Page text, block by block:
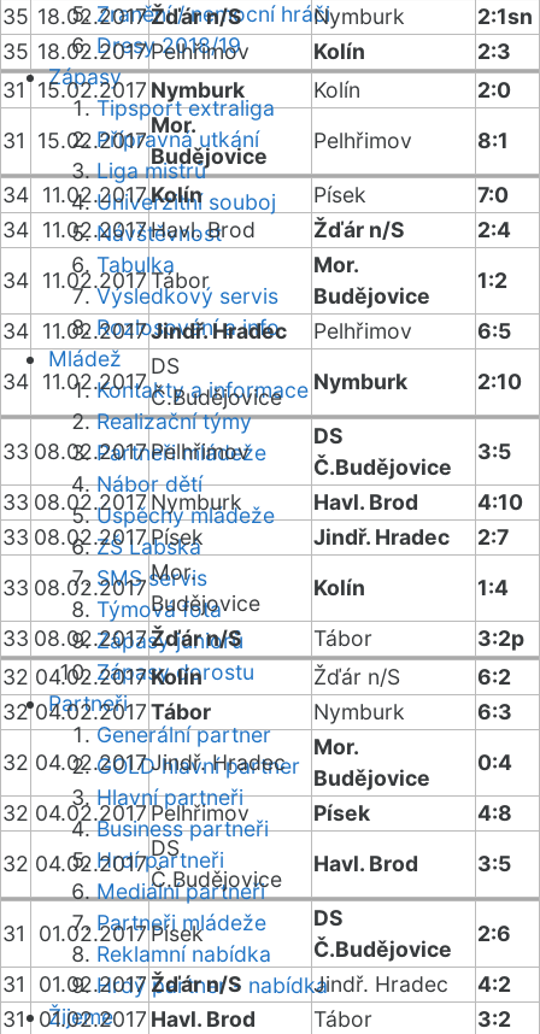
Zranění / nemocní hráči
Dresy 2018/19
Zápasy
Tipsport extraliga
Přípravná utkání
Liga mistrů
Univerzitní souboj
Návštěvnost
Tabulka
Výsledkový servis
Rozlosování a info
Mládež
Kontakty a informace
Realizační týmy
Partneři mládeže
Nábor dětí
Úspěchy mládeže
ZŠ Labská
SMS servis
Týmová fota
Zápasy juniorů
Zápasy dorostu
Partneři
Generální partner
GOLD hlavní partner
Hlavní partneři
Business partneři
Hrdí partneři
Mediální partneři
Partneři mládeže
Reklamní nabídka
Hrdý partner - nabídka
Žijeme
35 18.02.2017Žďár n/S Nymburk
2:1sn
35 18.02.2017Pelhřimov Kolín
2:3
31
15.02.2017 Nymburk Kolín
2:0
31
15.02.2017
Mor.
Budějovice
Pelhřimov 8:1
34 11.02.2017Kolín Písek
7:0
34 11.02.2017Havl. Brod Žďár n/S
2:4
34 11.02.2017Tábor
Mor.
Budějovice
1:2
34 11.02.2017Jindř. Hradec Pelhřimov
6:5
34 11.02.2017
DS
Č.Budějovice
Nymburk 2:10
33 08.02.2017Pelhřimov
DS
Č.Budějovice
3:5
33 08.02.2017 Nymburk Havl. Brod
4:10
33 08.02.2017Písek Jindř. Hradec
2:7
33 08.02.2017
Mor.
Budějovice
Kolín
1:4
33 08.02.2017Žďár n/S Tábor
3:2p
32 04.02.2017Kolín Žďár n/S
6:2
32 04.02.2017Tábor Nymburk
6:3
32 04.02.2017Jindř. Hradec
Mor.
Budějovice
0:4
32 04.02.2017Pelhřimov Písek
4:8
32 04.02.2017
DS
Č.Budějovice
Havl. Brod 3:5
31 01.02.2017 Písek
DS
Č.Budějovice
2:6
31
01.02.2017 Žďár n/S Jindř. Hradec
4:2
31
01.02.2017 Havl. Brod Tábor
3:2